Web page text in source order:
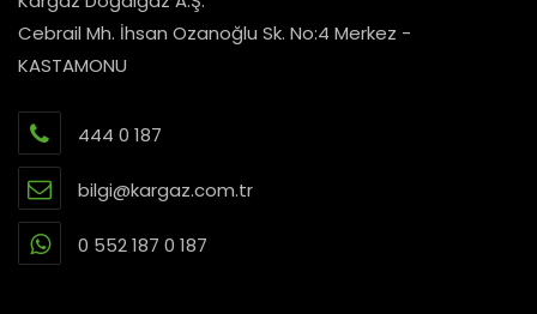
Cebrail Mh. İhsan Ozanoğlu Sk. No:4 Merkez -
KASTAMONU
444 0 187
bilgi@kargaz.com.tr
0 552 187 0 187